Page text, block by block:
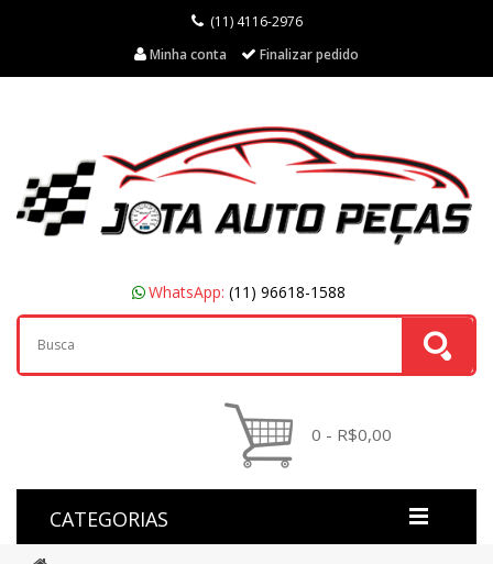
(11) 4116-2976
Minha conta
Finalizar pedido
WhatsApp: (11) 96618-1588
0 - R$0,00
CATEGORIAS